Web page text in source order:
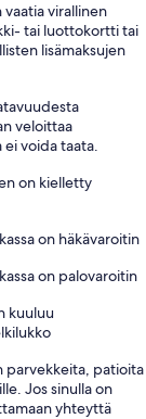
vaatia virallinen
tai luottokortti tai
lisämaksujen
veloittaa
voida taata.
on kielletty
on häkävaroitin
on palovaroitin
kuuluu
parvekkeita, patioita
Jos sinulla on
yhteyttä